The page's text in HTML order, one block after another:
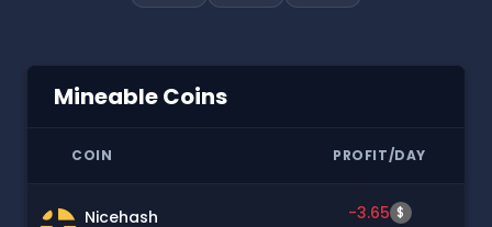
Mineable Coins
COIN PROFIT/DAY
Nicehash
-3.65 $